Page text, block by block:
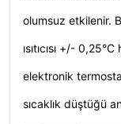
olumsuz etkilenir.
ısıtıcısı +/-
elektronik
sıcaklık düştüğü